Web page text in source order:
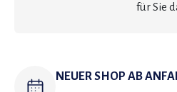
für Sie
NEUER SHOP AB